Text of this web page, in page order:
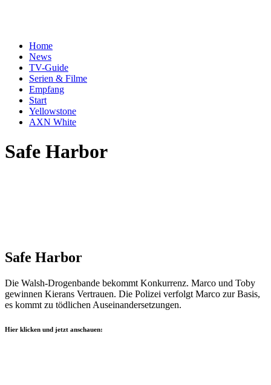
Home
News
TV-Guide
Serien & Filme
Empfang
Start
Yellowstone
AXN White
Safe Harbor
Safe Harbor
Die Walsh-Drogenbande bekommt Konkurrenz. Marco und Toby
gewinnen Kierans Vertrauen. Die Polizei verfolgt Marco zur Basis,
es kommt zu tödlichen Auseinandersetzungen.
Hier klicken und jetzt anschauen: